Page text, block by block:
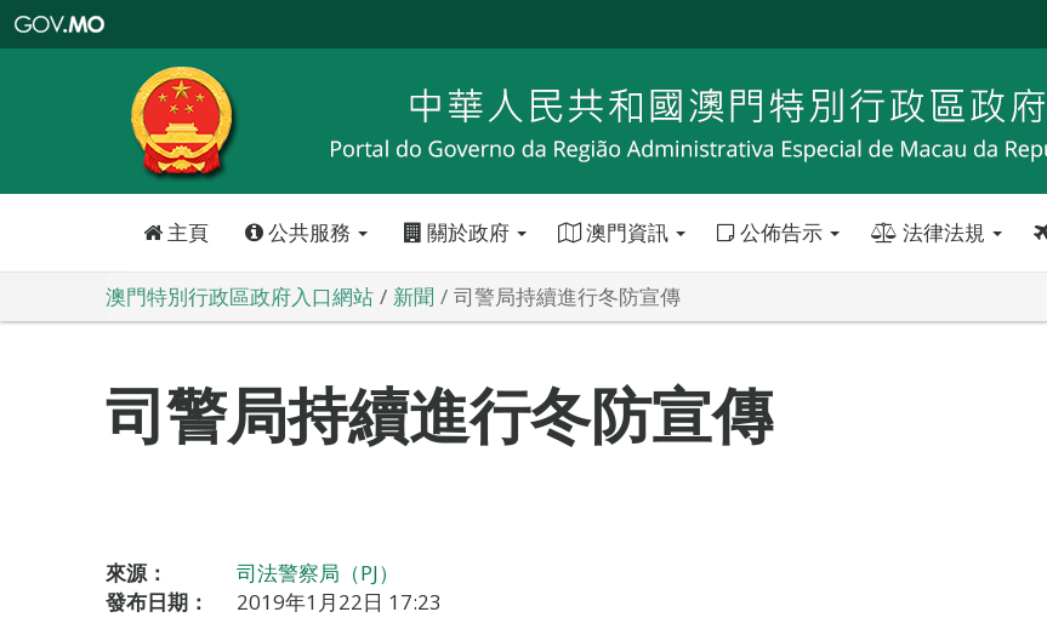
特
政
區
政
口
主頁 公共服務 關於政府 澳門資訊 公佈告示 法律法規
澳門特別行政區政府入口網站 新聞 司警局持續進行冬防宣傳
司警局持續進行冬防宣傳
來源：
司法警察局（PJ）
發布日期：
2019年1月22日 17:23